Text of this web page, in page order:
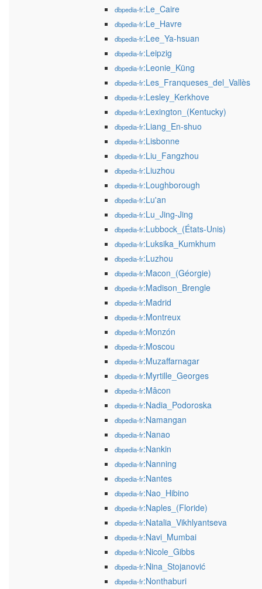
dbpedia-fr:Le_Caire
dbpedia-fr:Le_Havre
dbpedia-fr:Lee_Ya-hsuan
dbpedia-fr:Leipzig
dbpedia-fr:Leonie_Küng
dbpedia-fr:Les_Franqueses_del_Vallès
dbpedia-fr:Lesley_Kerkhove
dbpedia-fr:Lexington_(Kentucky)
dbpedia-fr:Liang_En-shuo
dbpedia-fr:Lisbonne
dbpedia-fr:Liu_Fangzhou
dbpedia-fr:Liuzhou
dbpedia-fr:Loughborough
dbpedia-fr:Lu'an
dbpedia-fr:Lu_Jing-Jing
dbpedia-fr:Lubbock_(États-Unis)
dbpedia-fr:Luksika_Kumkhum
dbpedia-fr:Luzhou
dbpedia-fr:Macon_(Géorgie)
dbpedia-fr:Madison_Brengle
dbpedia-fr:Madrid
dbpedia-fr:Montreux
dbpedia-fr:Monzón
dbpedia-fr:Moscou
dbpedia-fr:Muzaffarnagar
dbpedia-fr:Myrtille_Georges
dbpedia-fr:Mâcon
dbpedia-fr:Nadia_Podoroska
dbpedia-fr:Namangan
dbpedia-fr:Nanao
dbpedia-fr:Nankin
dbpedia-fr:Nanning
dbpedia-fr:Nantes
dbpedia-fr:Nao_Hibino
dbpedia-fr:Naples_(Floride)
dbpedia-fr:Natalia_Vikhlyantseva
dbpedia-fr:Navi_Mumbai
dbpedia-fr:Nicole_Gibbs
dbpedia-fr:Nina_Stojanović
dbpedia-fr:Nonthaburi